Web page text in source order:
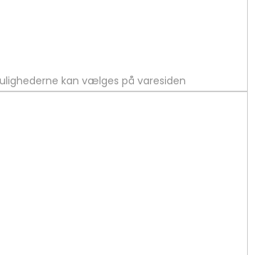
kan vælges på varesiden